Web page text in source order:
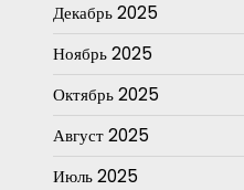
Декабрь 2025
Ноябрь 2025
Октябрь 2025
Август 2025
Июль 2025